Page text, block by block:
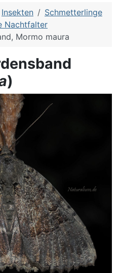
Insekten
Schmetterlinge
Nachtfalter
Mormo maura
)